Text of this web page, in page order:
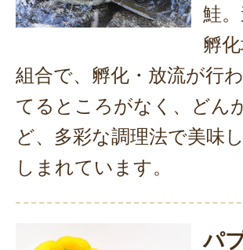
鮭
孵
組合で、孵化・放流が行
てるところがなく、どん
ど、多彩な調理法で美味
しまれています。
パ